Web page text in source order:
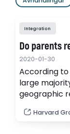
Integration
Do parents
2020-01-30
According
large
geographic
integrated
to have
Harvard